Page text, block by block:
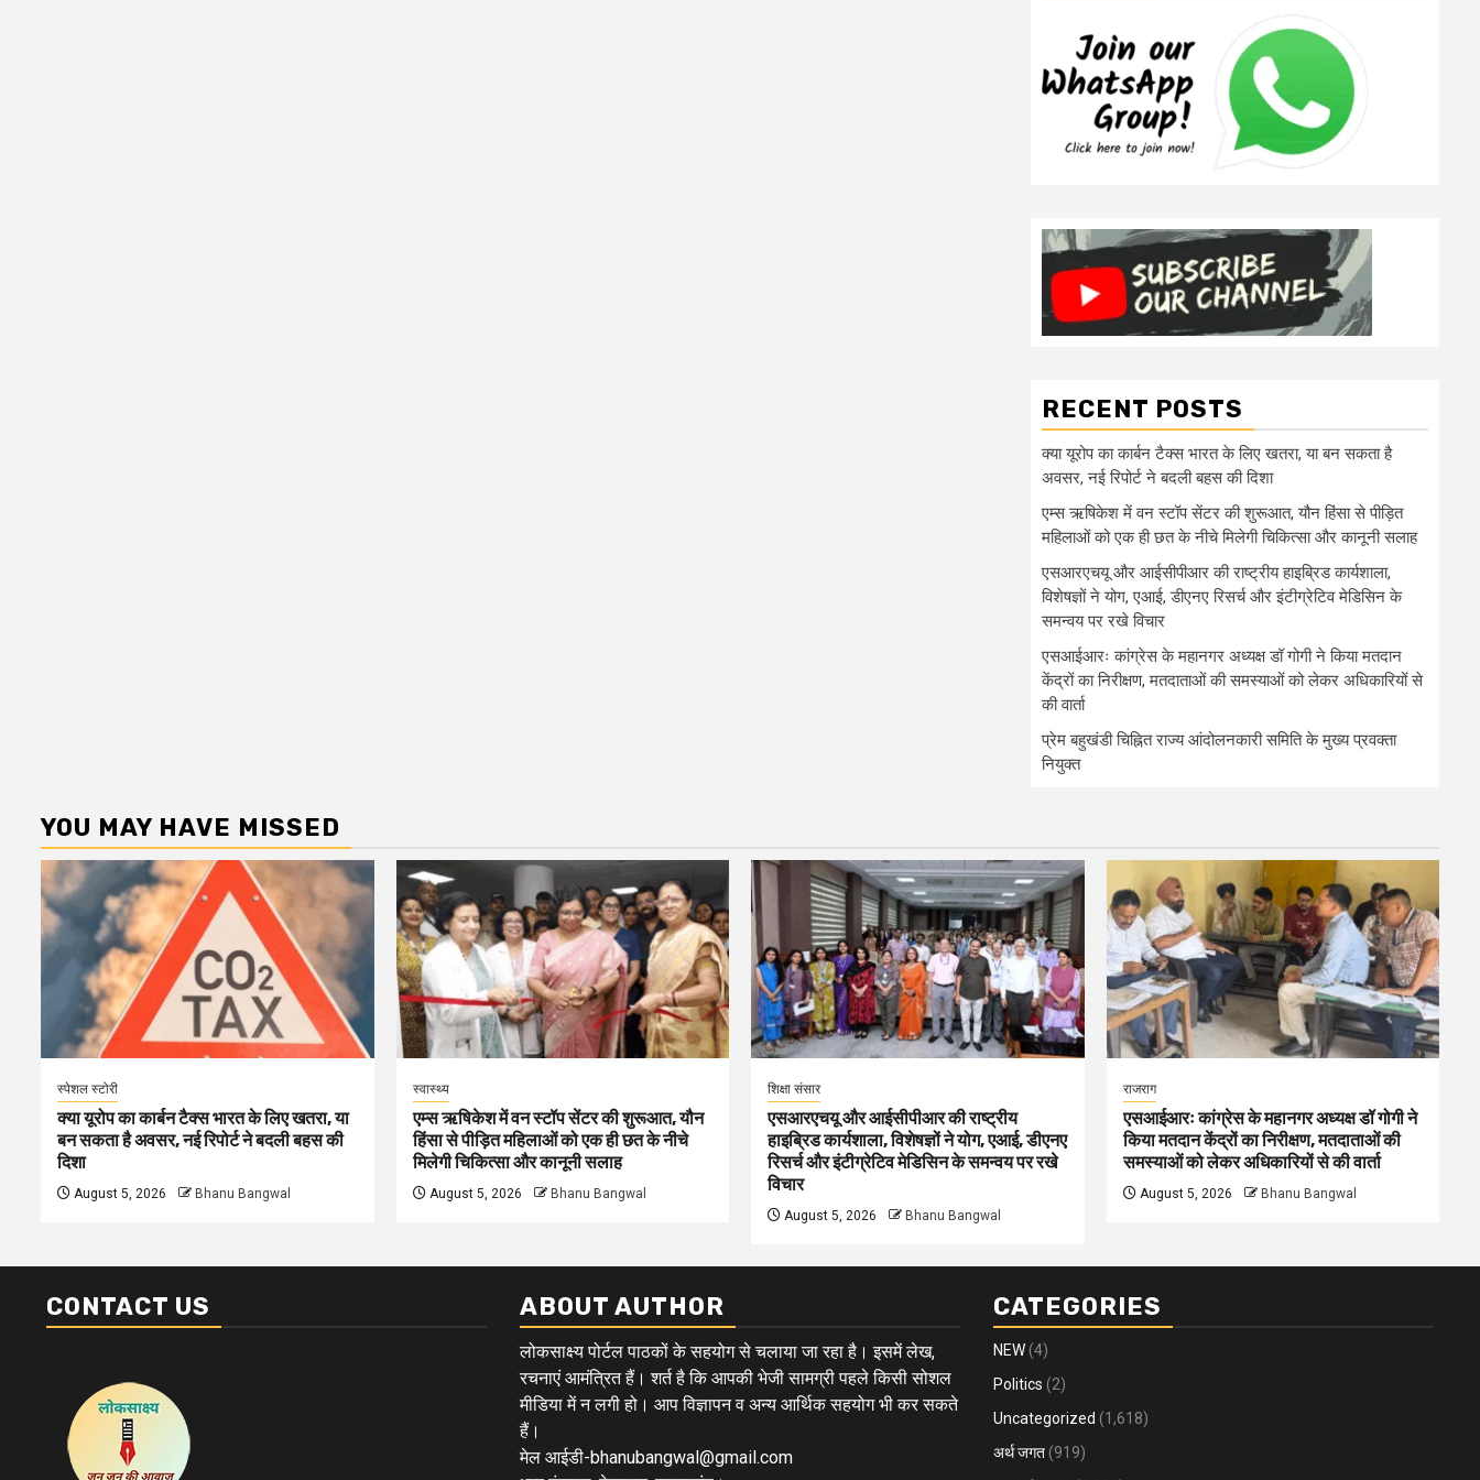
RECENT POSTS
क्या यूरोप का कार्बन टैक्स भारत के लिए खतरा, या बन सकता है
अवसर, नई रिपोर्ट ने बदली बहस की दिशा
एम्स ऋषिकेश में वन स्टॉप सेंटर की शुरूआत, यौन हिंसा से पीड़ित
महिलाओं को एक ही छत के नीचे मिलेगी चिकित्सा और कानूनी सलाह
एसआरएचयू और आईसीपीआर की राष्ट्रीय हाइब्रिड कार्यशाला,
विशेषज्ञों ने योग, एआई, डीएनए रिसर्च और इंटीग्रेटिव मेडिसिन के
समन्वय पर रखे विचार
एसआईआरः कांग्रेस के महानगर अध्यक्ष डॉ गोगी ने किया मतदान
केंद्रों का निरीक्षण, मतदाताओं की समस्याओं को लेकर अधिकारियों से
की वार्ता
प्रेम बहुखंडी चिह्नित राज्य आंदोलनकारी समिति के मुख्य प्रवक्ता
नियुक्त
YOU MAY HAVE MISSED
स्पेशल स्टोरी
क्या यूरोप का कार्बन टैक्स भारत के लिए खतरा, या
बन सकता है अवसर, नई रिपोर्ट ने बदली बहस की
दिशा
August 5, 2026 Bhanu Bangwal
स्वास्थ्य
एम्स ऋषिकेश में वन स्टॉप सेंटर की शुरूआत, यौन
हिंसा से पीड़ित महिलाओं को एक ही छत के नीचे
मिलेगी चिकित्सा और कानूनी सलाह
August 5, 2026 Bhanu Bangwal
शिक्षा संसार
एसआरएचयू और आईसीपीआर की राष्ट्रीय
हाइब्रिड कार्यशाला, विशेषज्ञों ने योग, एआई, डीएनए
रिसर्च और इंटीग्रेटिव मेडिसिन के समन्वय पर रखे
विचार
August 5, 2026 Bhanu Bangwal
राजराग
एसआईआरः कांग्रेस के महानगर अध्यक्ष डॉ गोगी ने
किया मतदान केंद्रों का निरीक्षण, मतदाताओं की
समस्याओं को लेकर अधिकारियों से की वार्ता
August 5, 2026 Bhanu Bangwal
CONTACT US ABOUT AUTHOR
लोकसाक्ष्य पोर्टल पाठकों के सहयोग से चलाया जा रहा है। इसमें लेख,
रचनाएं आमंत्रित हैं। शर्त है कि आपकी भेजी सामग्री पहले किसी सोशल
मीडिया में न लगी हो। आप विज्ञापन व अन्य आर्थिक सहयोग भी कर सकते
हैं।
मेल आईडी-bhanubangwal@gmail.com
CATEGORIES
NEW (4)
Politics (2)
Uncategorized (1,618)
अर्थ जगत (919)